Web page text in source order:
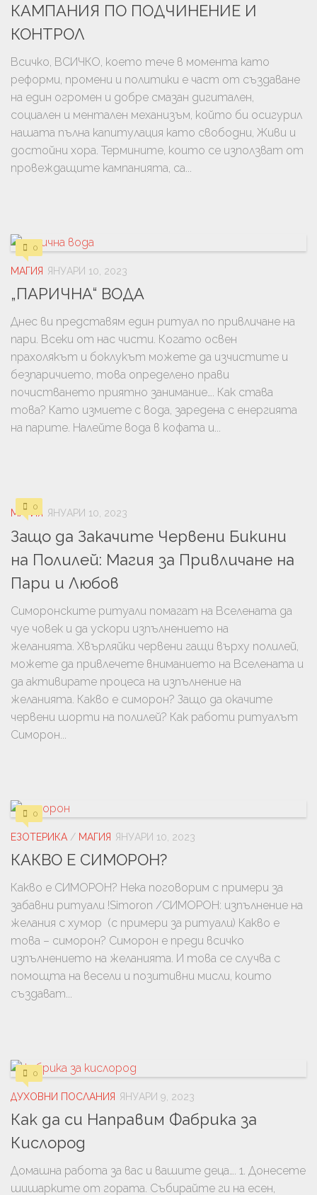
КАМПАНИЯ ПО ПОДЧИНЕНИЕ И
КОНТРОЛ
Всичко, ВСИЧКО, което тече в момента като
реформи, промени и политики е част от създаване
на един огромен и добре смазан дигитален,
социален и ментален механизъм, който би осигурил
нашата пълна капитулация като свободни, Живи и
достойни хора. Термините, които се използват от
провеждащите кампанията, са...
0
МАГИЯ ЯНУАРИ 10, 2023
„ПАРИЧНА“ ВОДА
Днес ви представям един ритуал по привличане на
пари. Всеки от нас чисти. Когато освен
прахолякът и боклукът можете да изчистите и
безпаричието, това определено прави
почистването приятно занимание…. Как става
това? Като измиете с вода, заредена с енергията
на парите. Налейте вода в кофата и...
0
МАГИЯ ЯНУАРИ 10, 2023
Защо да Закачите Червени Бикини
на Полилей: Магия за Привличане на
Пари и Любов
Симоронските ритуали помагат на Вселената да
чуе човек и да ускори изпълнението на
желанията. Хвърляйки червени гащи върху полилей,
можете да привлечете вниманието на Вселената и
да активирате процеса на изпълнение на
желанията. Какво е симорон? Защо да окачите
червени шорти на полилей? Как работи ритуалът
Симорон...
0
ЕЗОТЕРИКА / МАГИЯ ЯНУАРИ 10, 2023
КАКВО Е СИМОРОН?
Какво е СИМОРОН? Нека поговорим с примери за
забавни ритуали !Simoron /СИМОРОН: изпълнение на
желания с хумор (с примери за ритуали) Какво е
това – симорон? Симорон е преди всичко
изпълнението на желанията. И това се случва с
помощта на весели и позитивни мисли, които
създават...
0
ДУХОВНИ ПОСЛАНИЯ ЯНУАРИ 9, 2023
Как да си Направим Фабрика за
Кислород
Домашна работа за вас и вашите деца…. 1. Донесете
шишарките от гората. Събирайте ги на есен,